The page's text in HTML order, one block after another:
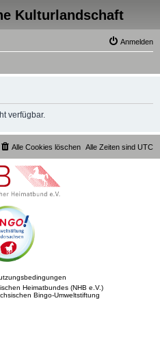
Kulturlandschaft
Anmelden
verfügbar.
Alle Zeiten sind UTC
Alle Cookies löschen
Heimatbundes (NHB e.V.)
Bingo-Umweltstiftung